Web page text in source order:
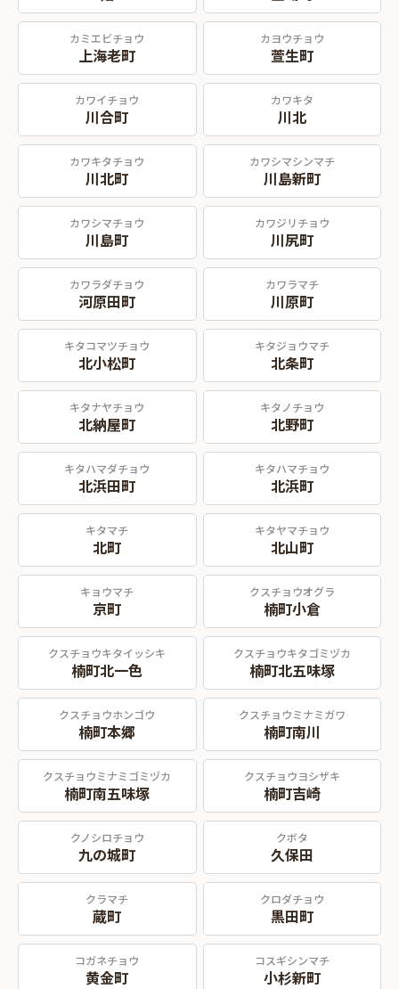
カミエビチョウ
上海老町
カヨウチョウ
萱生町
カワイチョウ
川合町
カワキタ
川北
カワキタチョウ
川北町
カワシマシンマチ
川島新町
カワシマチョウ
川島町
カワジリチョウ
川尻町
カワラダチョウ
河原田町
カワラマチ
川原町
キタコマツチョウ
北小松町
キタジョウマチ
北条町
キタナヤチョウ
北納屋町
キタノチョウ
北野町
キタハマダチョウ
北浜田町
キタハマチョウ
北浜町
キタマチ
北町
キタヤマチョウ
北山町
キョウマチ
京町
クスチョウオグラ
楠町小倉
クスチョウキタイッシキ
楠町北一色
クスチョウキタゴミヅカ
楠町北五味塚
クスチョウホンゴウ
楠町本郷
クスチョウミナミガワ
楠町南川
クスチョウミナミゴミヅカ
楠町南五味塚
クスチョウヨシザキ
楠町吉崎
クノシロチョウ
九の城町
クボタ
久保田
クラマチ
蔵町
クロダチョウ
黒田町
コガネチョウ
黄金町
コスギシンマチ
小杉新町